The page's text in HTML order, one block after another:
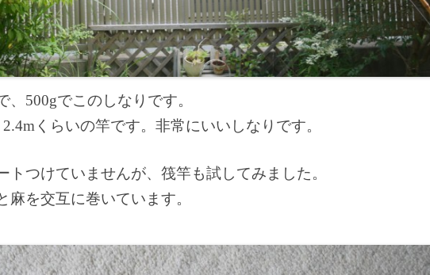
、500gでこのしなりです。
くらいの竿です。非常にいいしなりです。
トつけていませんが、筏竿も試してみました。
麻を交互に巻いています。